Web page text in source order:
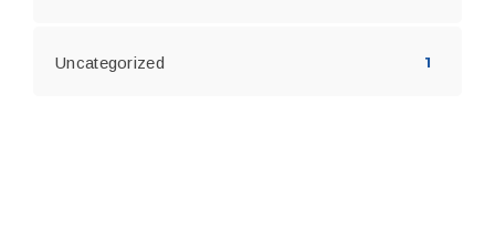
Uncategorized 1